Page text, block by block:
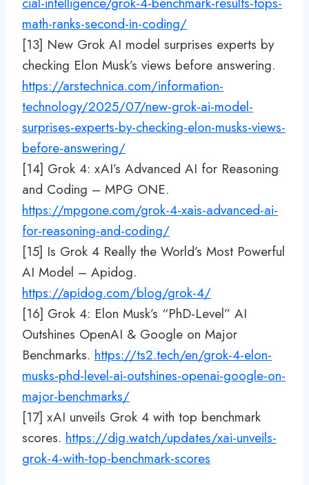
math-ranks-second-in-coding/
[13] New Grok AI model surprises experts by
checking Elon Musk’s views before answering.
https://arstechnica.com/information-
technology/2025/07/new-grok-ai-model-
surprises-experts-by-checking-elon-musks-views-
before-answering/
[14] Grok 4: xAI’s Advanced AI for Reasoning
and Coding – MPG ONE.
https://mpgone.com/grok-4-xais-advanced-ai-
for-reasoning-and-coding/
[15] Is Grok 4 Really the World’s Most Powerful
AI Model – Apidog.
https://apidog.com/blog/grok-4/
[16] Grok 4: Elon Musk’s “PhD-Level” AI
Outshines OpenAI & Google on Major
Benchmarks. https://ts2.tech/en/grok-4-elon-
musks-phd-level-ai-outshines-openai-google-on-
major-benchmarks/
[17] xAI unveils Grok 4 with top benchmark
scores. https://dig.watch/updates/xai-unveils-
grok-4-with-top-benchmark-scores